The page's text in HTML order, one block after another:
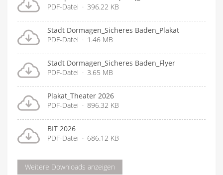
PDF-Datei
396.22 KB
Stadt Dormagen_Sicheres Baden_Plakat
PDF-Datei
1.46 MB
Stadt Dormagen_Sicheres Baden_Flyer
PDF-Datei
3.65 MB
Plakat_Theater 2026
PDF-Datei
896.32 KB
BIT 2026
PDF-Datei
686.12 KB
Weitere Downloads anzeigen